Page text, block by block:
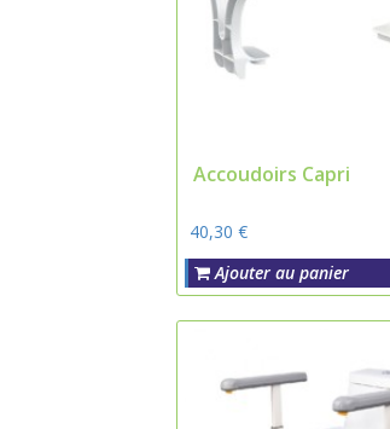
Accoudoirs Capri
40,30 €
Ajouter au panier